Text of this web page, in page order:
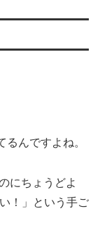
んですよね。
にちょうどよ
！」という手ご